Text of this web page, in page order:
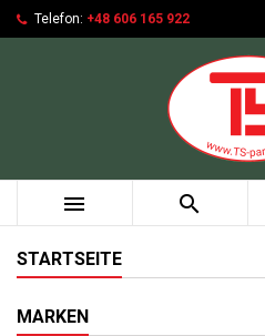
Telefon: +48 606 165 922
 
STARTSEITE
MARKEN